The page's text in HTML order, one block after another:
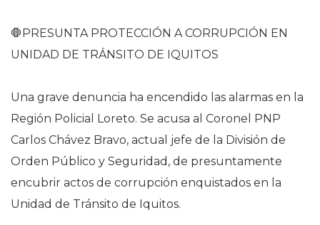
🛑PRESUNTA PROTECCIÓN A CORRUPCIÓN EN
UNIDAD DE TRÁNSITO DE IQUITOS
Una grave denuncia ha encendido las alarmas en la
Región Policial Loreto. Se acusa al Coronel PNP
Carlos Chávez Bravo, actual jefe de la División de
Orden Público y Seguridad, de presuntamente
encubrir actos de corrupción enquistados en la
Unidad de Tránsito de Iquitos.